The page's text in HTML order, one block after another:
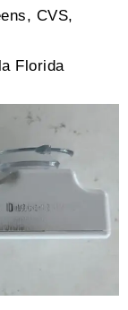
CVS,
Florida